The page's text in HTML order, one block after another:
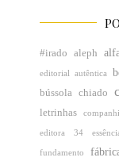
#irado aleph
editorial autêntica
bússola chiado
letrinhas
editora 34
fundamento